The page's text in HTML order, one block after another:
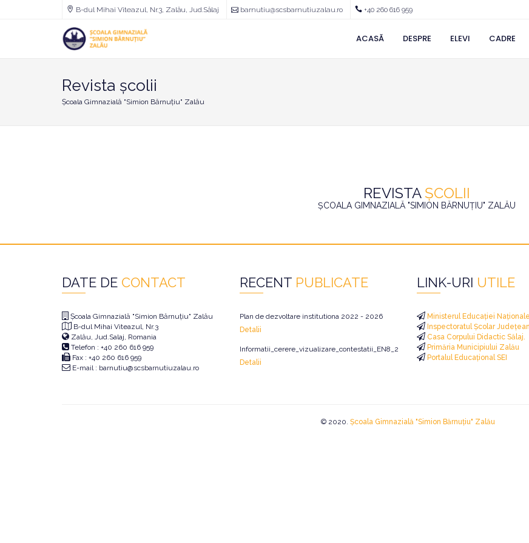
B-dul Mihai Viteazul, Nr.3, Zalău, Jud.Sălaj barnutiu@scsbarnutiuzalau.ro +40 260 616 959
Școala
Gimnazială
"Simion
ACASĂ DESPRE ELEVI CADRE
Revista școlii
Școala Gimnazială "Simion Bărnuțiu" Zalău
REVISTA ȘCOLII
ȘCOALA GIMNAZIALĂ "SIMION BĂRNUȚIU" ZALĂU
DATE DE CONTACT
Școala Gimnazială "Simion Bărnuțiu" Zalău
B-dul Mihai Viteazul, Nr.3
Zalău, Jud.Salaj, Romania
Telefon : +40 260 616 959
Fax : +40 260 616 959
E-mail : barnutiu@scsbarnutiuzalau.ro
RECENT PUBLICATE
Plan de dezvoltare institutiona 2022 - 2026
Detalii
Informatii_cerere_vizualizare_contestatii_EN8_2026
Detalii
LINK-URI UTILE
Ministerul Educației Naționale
Inspectoratul Școlar
Casa Corpului Didactic Sălaj.
Primăria Municipiului Zalău
Portalul Educațional SEI
© 2020. Școala Gimnazială "Simion Bărnuțiu" Zalău